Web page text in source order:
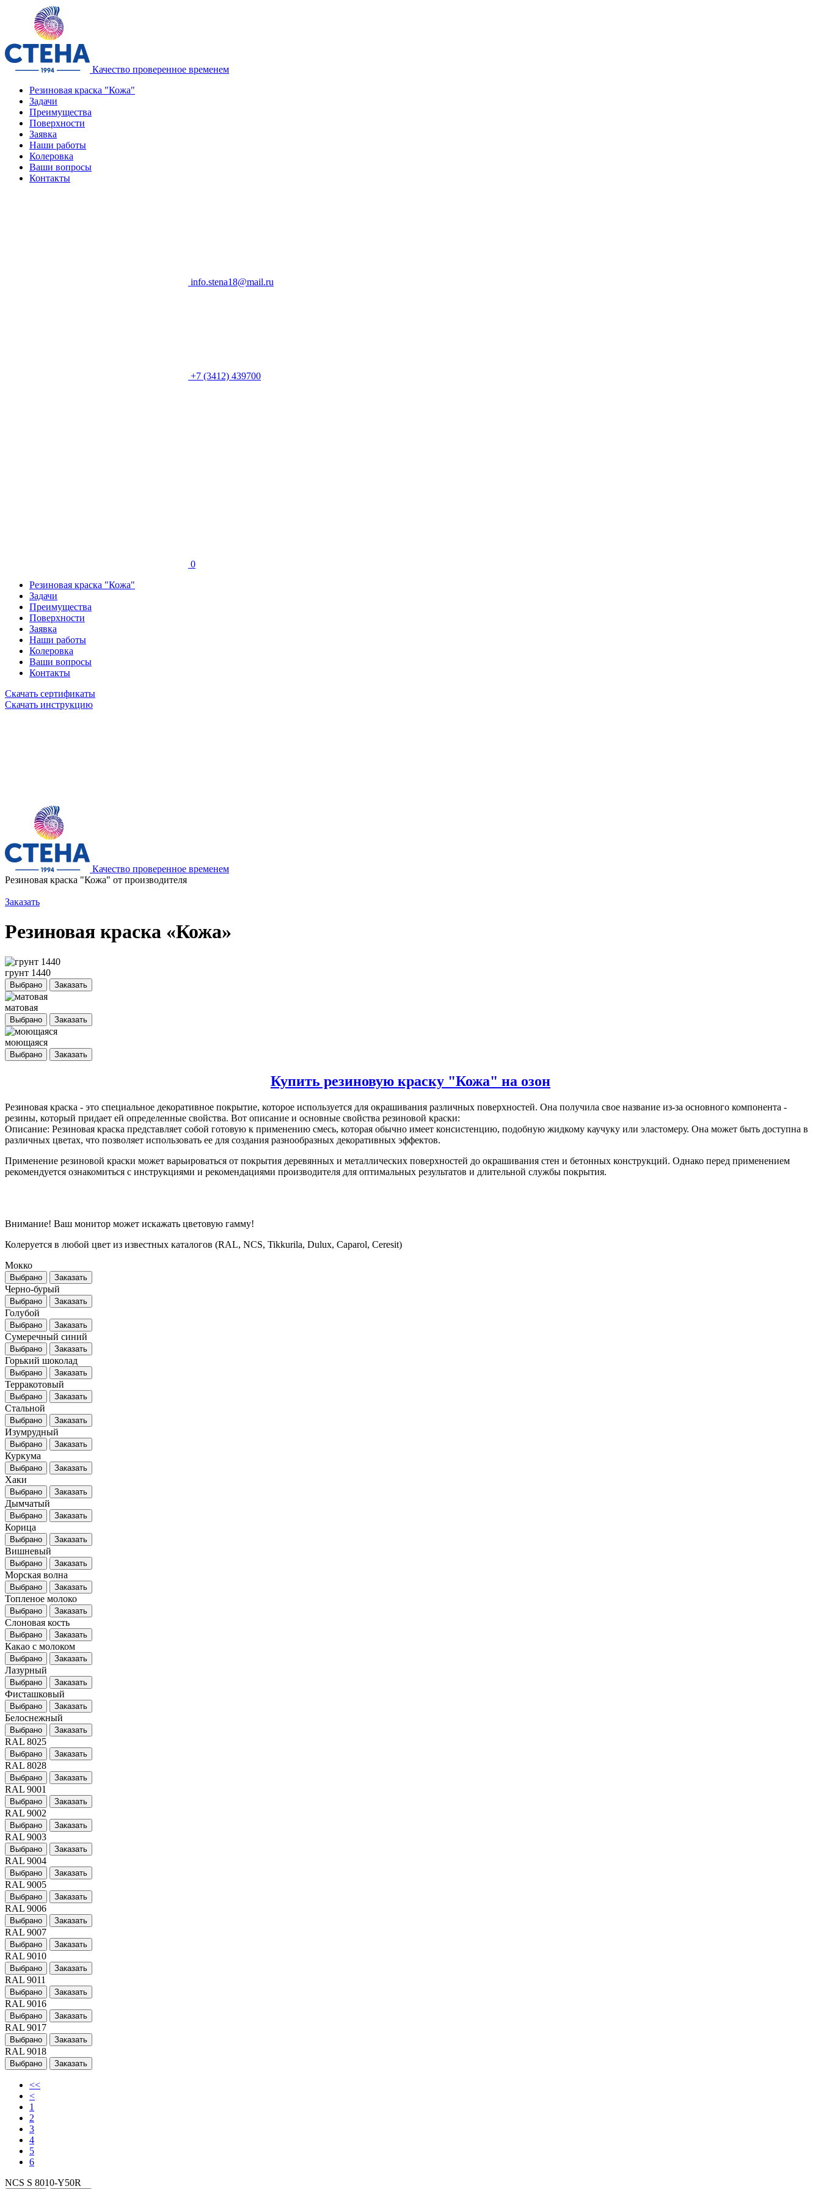
Качество проверенное временем
Резиновая краска "Кожа"
Задачи
Преимущества
Поверхности
Заявка
Наши работы
Колеровка
Ваши вопросы
Контакты
info.stena18@mail.ru
+7 (3412) 439700
0
Резиновая краска "Кожа"
Задачи
Преимущества
Поверхности
Заявка
Наши работы
Колеровка
Ваши вопросы
Контакты
Скачать сертификаты
Скачать инструкцию
Качество проверенное временем
Резиновая краска "Кожа" от производителя
Заказать
Резиновая краска «Кожа»
грунт 1440
Выбрано Заказать
матовая
Выбрано Заказать
моющаяся
Выбрано Заказать
Купить резиновую краску "Кожа" на озон
Резиновая краска - это специальное декоративное покрытие, которое используется для окрашивания различных поверхностей. Она получила свое название из-за основного компонента -
резины, который придает ей определенные свойства. Вот описание и основные свойства резиновой краски:
Описание: Резиновая краска представляет собой готовую к применению смесь, которая обычно имеет консистенцию, подобную жидкому каучуку или эластомеру. Она может быть доступна в
различных цветах, что позволяет использовать ее для создания разнообразных декоративных эффектов.
Применение резиновой краски может варьироваться от покрытия деревянных и металлических поверхностей до окрашивания стен и бетонных конструкций. Однако перед применением
рекомендуется ознакомиться с инструкциями и рекомендациями производителя для оптимальных результатов и длительной службы покрытия.
Внимание! Ваш монитор может искажать цветовую гамму!
Колеруется в любой цвет из известных каталогов (RAL, NCS, Tikkurila, Dulux, Caparol, Ceresit)
Мокко
Выбрано Заказать
Черно-бурый
Выбрано Заказать
Голубой
Выбрано Заказать
Сумеречный синий
Выбрано Заказать
Горький шоколад
Выбрано Заказать
Терракотовый
Выбрано Заказать
Стальной
Выбрано Заказать
Изумрудный
Выбрано Заказать
Куркума
Выбрано Заказать
Хаки
Выбрано Заказать
Дымчатый
Выбрано Заказать
Корица
Выбрано Заказать
Вишневый
Выбрано Заказать
Морская волна
Выбрано Заказать
Топленое молоко
Выбрано Заказать
Слоновая кость
Выбрано Заказать
Какао с молоком
Выбрано Заказать
Лазурный
Выбрано Заказать
Фисташковый
Выбрано Заказать
Белоснежный
Выбрано Заказать
RAL 8025
Выбрано Заказать
RAL 8028
Выбрано Заказать
RAL 9001
Выбрано Заказать
RAL 9002
Выбрано Заказать
RAL 9003
Выбрано Заказать
RAL 9004
Выбрано Заказать
RAL 9005
Выбрано Заказать
RAL 9006
Выбрано Заказать
RAL 9007
Выбрано Заказать
RAL 9010
Выбрано Заказать
RAL 9011
Выбрано Заказать
RAL 9016
Выбрано Заказать
RAL 9017
Выбрано Заказать
RAL 9018
Выбрано Заказать
<<
<
1
2
3
4
5
6
NCS S 8010-Y50R